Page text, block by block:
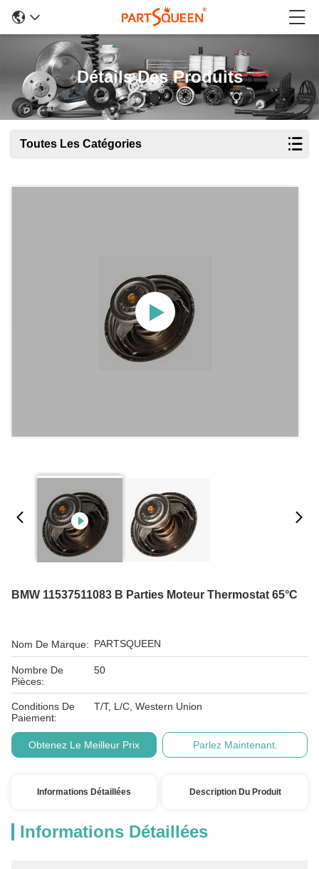
Détails Des Produits
Toutes Les Catégories
BMW 11537511083 B Parties Moteur Thermostat 65°C
Nom De Marque: PARTSQUEEN
Nombre De
Pièces:
50
Conditions De
Paiement:
T/T, L/C, Western Union
Obtenez Le Meilleur Prix Parlez Maintenant.
Informations Détaillées Description Du Produit
Informations Détaillées